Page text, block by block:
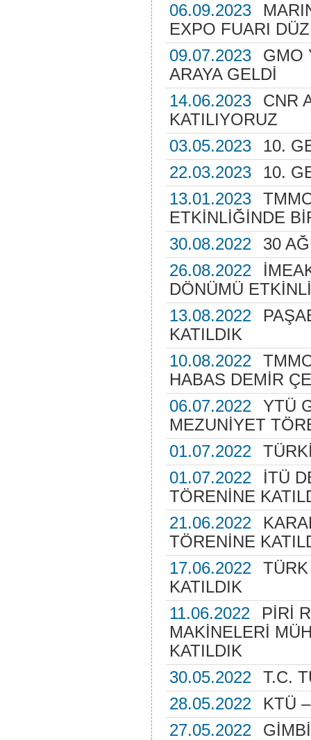
06.09.2023
EXPO FUARI
09.07.2023
GMO
ARAYA GELDİ
14.06.2023
CNR
KATILIYORUZ
03.05.2023
10.
22.03.2023
10.
13.01.2023
ETKİNLİĞİNDE
30.08.2022
30
26.08.2022
DÖNÜMÜ
13.08.2022
KATILDIK
10.08.2022
HABAS DEMİR
06.07.2022
YTÜ
MEZUNİYET
01.07.2022
01.07.2022
İTÜ
TÖRENİNE
21.06.2022
TÖRENİNE
17.06.2022
KATILDIK
11.06.2022
PİRİ
MAKİNELERİ
KATILDIK
30.05.2022
T.C.
28.05.2022
KTÜ
27.05.2022